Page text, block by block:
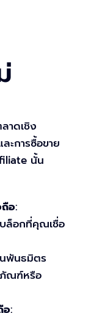
าดเชิง
ะการซื้อขาย
นั้น
อ:
ล็อกที่คุณเชื่อ
พันธมิตร
ภัณฑ์หรือ
อ: